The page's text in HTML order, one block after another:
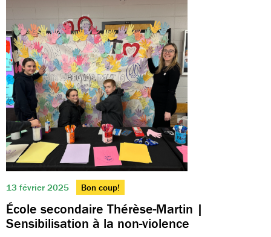
13 février 2025 Bon coup!
École secondaire Thérèse-Martin |
Sensibilisation à la non-violence